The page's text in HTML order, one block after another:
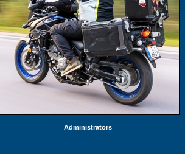
Administrators